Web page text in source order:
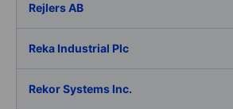
Rejlers AB
Reka Industrial Plc
Rekor Systems Inc.